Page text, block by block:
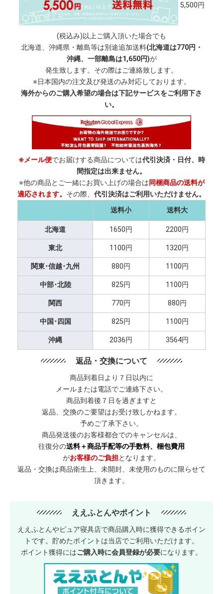
5,500円
(税込み)以上ご購入頂いた場合でも
北海道、沖縄県・離島等は別途追加送料(北海道は770円・
沖縄、一部離島は1,650円)が
発生致します。その際はご連絡致します。
※日本国内の注文及び発送のみ対応しております。
海外からのご購入希望の場合は下記サービスをご利用下さ
い。
※メール便でお届けする商品については代引決済・日付、時
間指定は出来ません。
※他の商品とご一緒にお買い上げの場合は同梱商品の送料が
適応されます。 その際、 代引決済はご利用いただけません。
送料小
送料大
北海道 1650円 2200円
東北 1100円 1320円
関東･信越･九州 880円 1100円
中部･北陸 825円 1100円
関西 770円 880円
中国･四国 825円 1100円
沖縄 2036円 3564円
返品・交換について
商品到着日より７日以内に
メールまたは電話でご連絡下さい。
商品到着後７日を過ぎますと
返品、交換のご要望はお受け致しかねます。
予めご了承下さい。
商品発送後のお客様都合でのキャンセルは、
往復分の送料＋商品手配等の手数料、梱包費用
がお客様のご負担となります。
返品・交換は商品衛生上、未開封、未使用のものに限らせて
頂きます。
ええふとんやポイント
ええふとんやピュア寝具店で商品購入時に獲得できるポイン
トです。貯めたポイントは当店でご利用いただけます。
ポイント獲得にはご購入時に会員登録が必要になります。